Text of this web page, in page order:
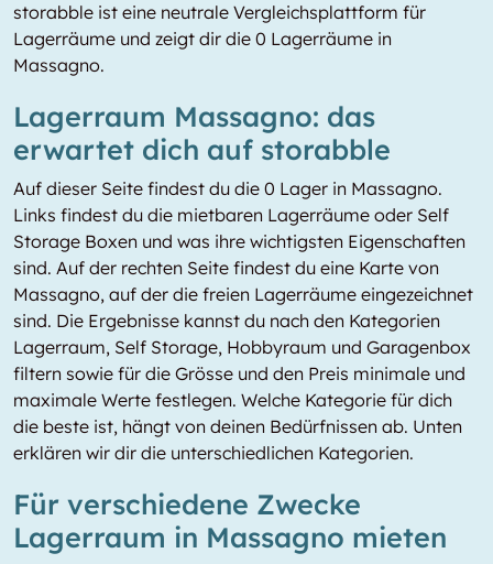
storabble ist eine neutrale Vergleichsplattform für
Lagerräume und zeigt dir die 0 Lagerräume in
Massagno.
Lagerraum Massagno: das
erwartet dich auf storabble
Auf dieser Seite findest du die 0 Lager in Massagno.
Links findest du die mietbaren Lagerräume oder Self
Storage Boxen und was ihre wichtigsten Eigenschaften
sind. Auf der rechten Seite findest du eine Karte von
Massagno, auf der die freien Lagerräume eingezeichnet
sind. Die Ergebnisse kannst du nach den Kategorien
Lagerraum, Self Storage, Hobbyraum und Garagenbox
filtern sowie für die Grösse und den Preis minimale und
maximale Werte festlegen. Welche Kategorie für dich
die beste ist, hängt von deinen Bedürfnissen ab. Unten
erklären wir dir die unterschiedlichen Kategorien.
Für verschiedene Zwecke
Lagerraum in Massagno mieten